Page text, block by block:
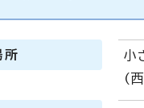
所
小
(